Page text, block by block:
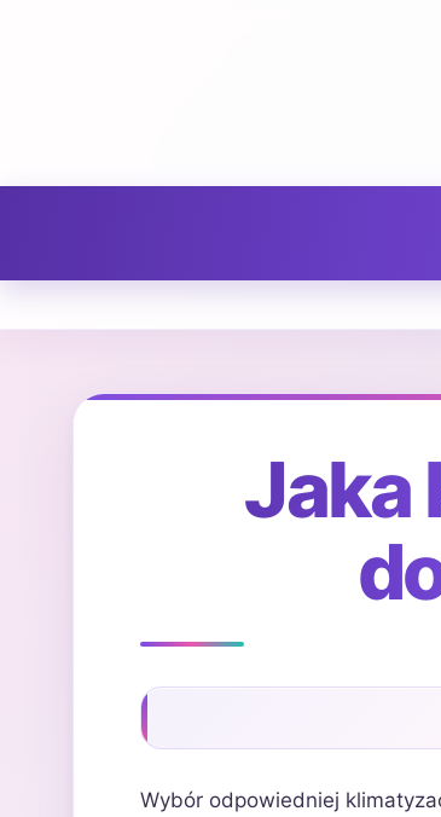
Jaka
Wybór odpowiedniej